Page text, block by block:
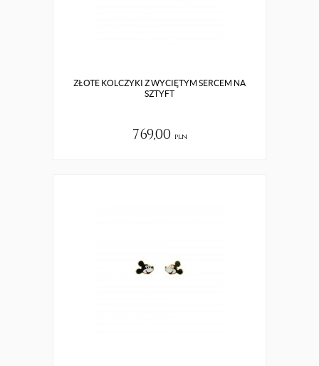
ZŁOTE KOLCZYKI Z WYCIĘTYM SERCEM NA
SZTYFT
769,00 pln